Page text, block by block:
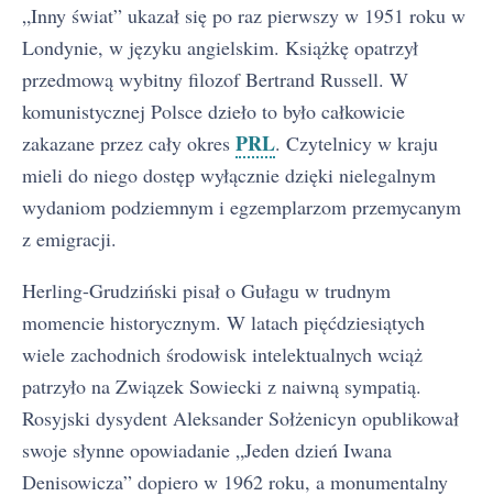
„Inny świat” ukazał się po raz pierwszy w 1951 roku w
Londynie, w języku angielskim. Książkę opatrzył
przedmową wybitny filozof Bertrand Russell. W
komunistycznej Polsce dzieło to było całkowicie
zakazane przez cały okres PRL. Czytelnicy w kraju
mieli do niego dostęp wyłącznie dzięki nielegalnym
wydaniom podziemnym i egzemplarzom przemycanym
z emigracji.
Herling-Grudziński pisał o Gułagu w trudnym
momencie historycznym. W latach pięćdziesiątych
wiele zachodnich środowisk intelektualnych wciąż
patrzyło na Związek Sowiecki z naiwną sympatią.
Rosyjski dysydent Aleksander Sołżenicyn opublikował
swoje słynne opowiadanie „Jeden dzień Iwana
Denisowicza” dopiero w 1962 roku, a monumentalny